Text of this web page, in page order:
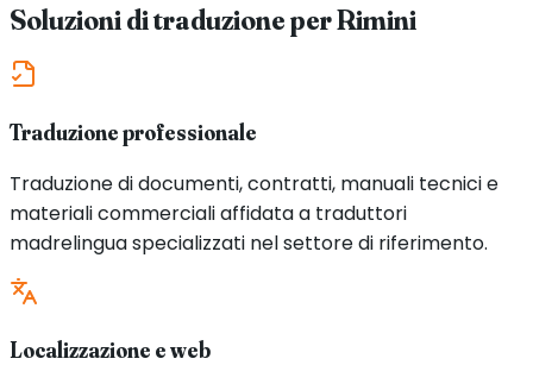
Soluzioni di traduzione perRimini
Traduzione professionale
Traduzione di documenti, contratti, manuali tecnici e
materiali commerciali affidata a traduttori
madrelingua specializzati nel settore di riferimento.
Localizzazione e web